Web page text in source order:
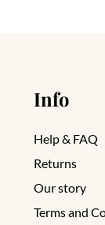
Info
Help & FAQ
Returns
Our story
Terms and